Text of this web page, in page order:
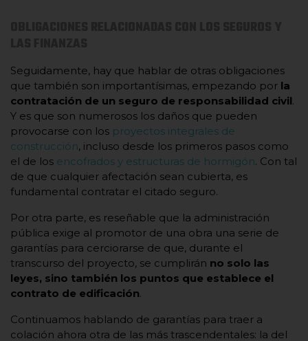
Seguidamente, hay que hablar de otras obligaciones
que también son importantísimas, empezando por la
contratación de un seguro de responsabilidad civil.
Y es que son numerosos los daños que pueden
provocarse con los proyectos integrales de
construcción, incluso desde los primeros pasos como
el de los encofrados y estructuras de hormigón. Con tal
de que cualquier afectación sean cubierta, es
fundamental contratar el citado seguro.
Por otra parte, es reseñable que la administración
pública exige al promotor de una obra una serie de
garantías para cerciorarse de que, durante el
transcurso del proyecto, se cumplirán no solo las
leyes, sino también los puntos que establece el
contrato de edificación.
Continuamos hablando de garantías para traer a
colación ahora otra de las más trascendentales: la del